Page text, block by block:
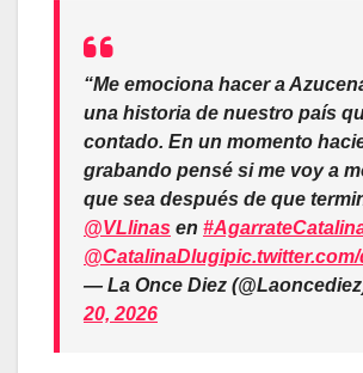
“Me emociona hacer a
una historia de nuestro país
contado. En un momento
grabando pensé si me voy a
que sea después de que
@VLlinas en
@CatalinaDlugi
— La Once Diez
20, 2026